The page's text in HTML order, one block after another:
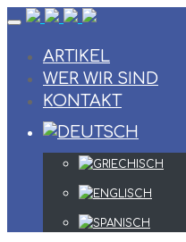
Skip
contentARTIKEL
WER WIR SIND
KONTAKT